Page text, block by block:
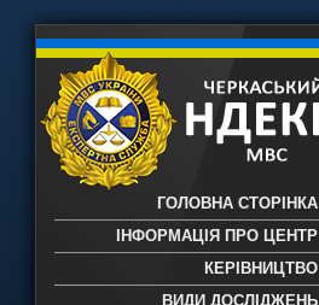
ГОЛОВНА СТОРІНКА
ІНФОРМАЦІЯ ПРО ЦЕНТР
КЕРІВНИЦТВО
ВИДИ ДОСЛІДЖЕНЬ